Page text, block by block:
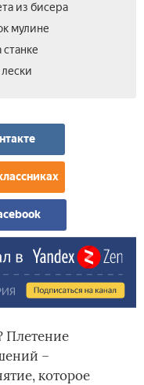
из бисера
мулине
Плетение
–
которое